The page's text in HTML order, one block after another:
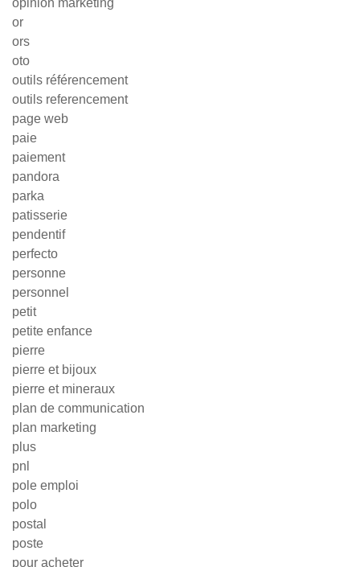
or
ors
oto
outils référencement
outils referencement
page web
paie
paiement
pandora
parka
patisserie
pendentif
perfecto
personne
personnel
petit
petite enfance
pierre
pierre et bijoux
pierre et mineraux
plan de communication
plan marketing
plus
pnl
pole emploi
polo
postal
poste
pour acheter